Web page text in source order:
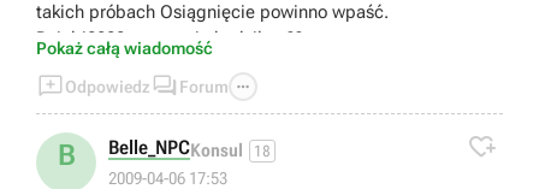
takich próbach Osiągnięcie powinno wpaść.
Dziobi2000 -> o to ci chodziło...??
Pokaż całą wiadomość
Odpowiedz  Forum 
B Belle_NPCKonsul 18
2009-04-06 17:53
